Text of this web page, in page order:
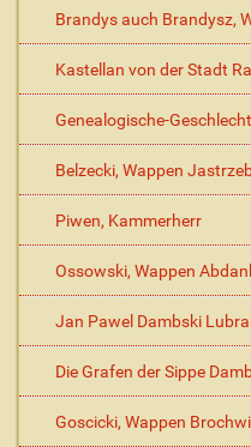
Brandys auch Brandysz,
Kastellan von der Stadt
Genealogische-
Belzecki, Wappen
Piwen, Kammerherr
Ossowski, Wappen
Jan Pawel Dambski
Die Grafen der Sippe
Goscicki, Wappen